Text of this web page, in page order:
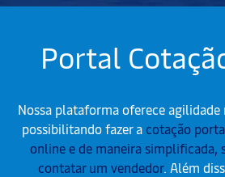
Portal
Nossa plataforma oferece
possibilitando fazer a cotação
online e de maneira simplificada,
contatar um vendedor. Além